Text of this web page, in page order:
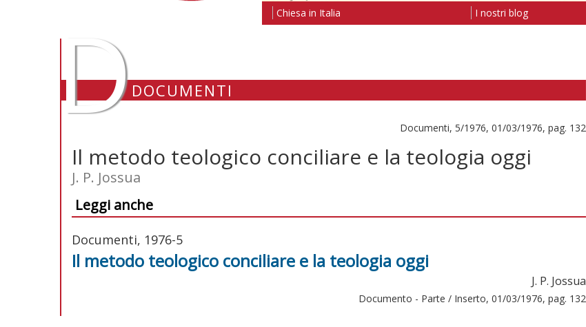
Chiesa in Italia I nostri blog
DDOCUMENTI
Documenti, 5/1976, 01/03/1976, pag. 132
Il metodo teologico conciliare e la teologia oggi
J. P. Jossua
Leggi anche
Documenti, 1976-5
Il metodo teologico conciliare e la teologia oggi
J. P. Jossua
Documento - Parte / Inserto, 01/03/1976, pag. 132